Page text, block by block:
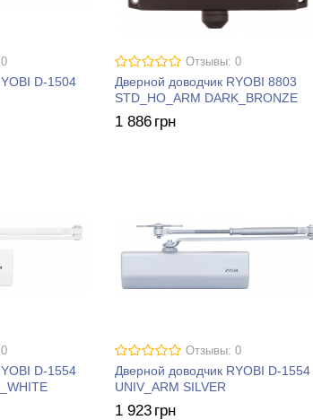
D-1504
Отзывы: 0
Дверной доводчик RYOBI 8803
STD_HO_ARM DARK_BRONZE
1 886 грн
D-1554
Отзывы: 0
Дверной доводчик RYOBI D-1554
UNIV_ARM SILVER
1 923 грн